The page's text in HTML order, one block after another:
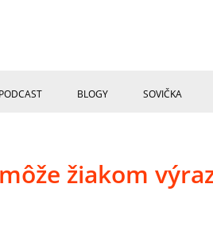
PODCAST BLOGY SOVIČKA
žiakom